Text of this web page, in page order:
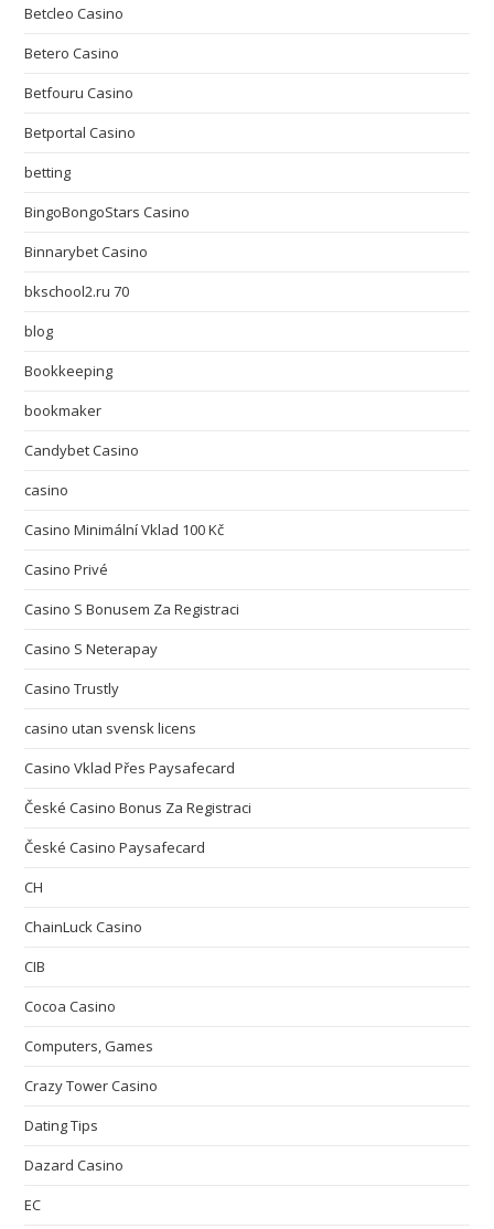
Betcleo Casino
Betero Casino
Betfouru Casino
Betportal Casino
betting
BingoBongoStars Casino
Binnarybet Casino
bkschool2.ru 70
blog
Bookkeeping
bookmaker
Candybet Casino
casino
Casino Minimální Vklad 100 Kč
Casino Privé
Casino S Bonusem Za Registraci
Casino S Neterapay
Casino Trustly
casino utan svensk licens
Casino Vklad Přes Paysafecard
České Casino Bonus Za Registraci
České Casino Paysafecard
CH
ChainLuck Casino
CIB
Cocoa Casino
Computers, Games
Crazy Tower Сasino
Dating Tips
Dazard Casino
EC